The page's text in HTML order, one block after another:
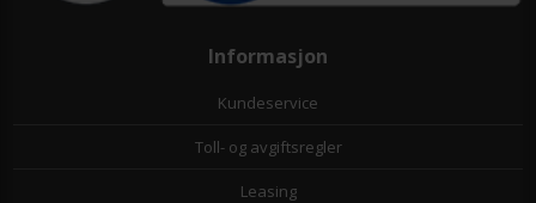
Informasjon
Kundeservice
Toll- og avgiftsregler
Leasing